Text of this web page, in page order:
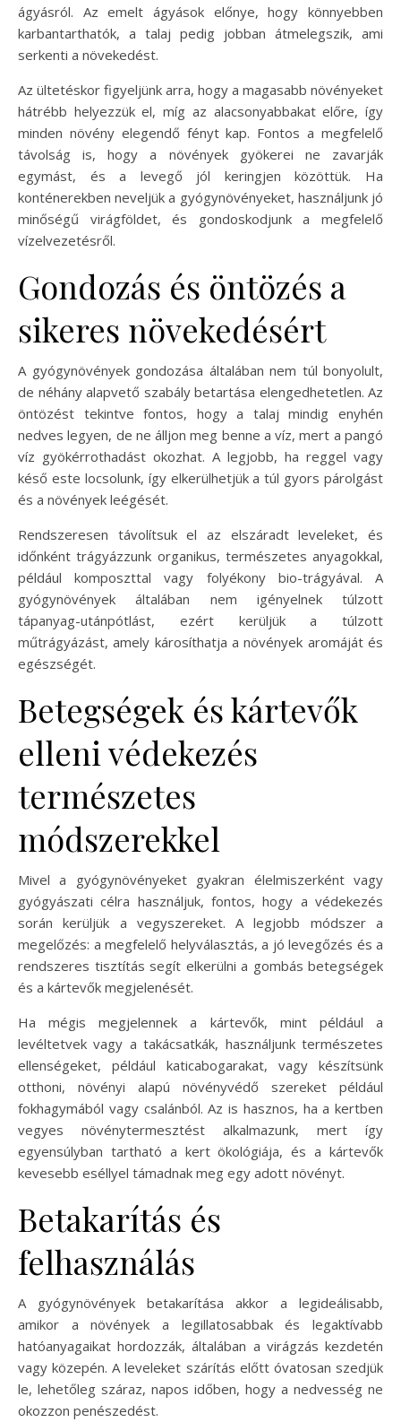
ágyásról. Az emelt ágyások előnye, hogy könnyebben
karbantarthatók, a talaj pedig jobban átmelegszik, ami
serkenti a növekedést.
Az ültetéskor figyeljünk arra, hogy a magasabb növényeket
hátrébb helyezzük el, míg az alacsonyabbakat előre, így
minden növény elegendő fényt kap. Fontos a megfelelő
távolság is, hogy a növények gyökerei ne zavarják
egymást, és a levegő jól keringjen közöttük. Ha
konténerekben neveljük a gyógynövényeket, használjunk jó
minőségű virágföldet, és gondoskodjunk a megfelelő
vízelvezetésről.
Gondozás és öntözés a
sikeres növekedésért
A gyógynövények gondozása általában nem túl bonyolult,
de néhány alapvető szabály betartása elengedhetetlen. Az
öntözést tekintve fontos, hogy a talaj mindig enyhén
nedves legyen, de ne álljon meg benne a víz, mert a pangó
víz gyökérrothadást okozhat. A legjobb, ha reggel vagy
késő este locsolunk, így elkerülhetjük a túl gyors párolgást
és a növények leégését.
Rendszeresen távolítsuk el az elszáradt leveleket, és
időnként trágyázzunk organikus, természetes anyagokkal,
például komposzttal vagy folyékony bio-trágyával. A
gyógynövények általában nem igényelnek túlzott
tápanyag-utánpótlást, ezért kerüljük a túlzott
műtrágyázást, amely károsíthatja a növények aromáját és
egészségét.
Betegségek és kártevők
elleni védekezés
természetes
módszerekkel
Mivel a gyógynövényeket gyakran élelmiszerként vagy
gyógyászati célra használjuk, fontos, hogy a védekezés
során kerüljük a vegyszereket. A legjobb módszer a
megelőzés: a megfelelő helyválasztás, a jó levegőzés és a
rendszeres tisztítás segít elkerülni a gombás betegségek
és a kártevők megjelenését.
Ha mégis megjelennek a kártevők, mint például a
levéltetvek vagy a takácsatkák, használjunk természetes
ellenségeket, például katicabogarakat, vagy készítsünk
otthoni, növényi alapú növényvédő szereket például
fokhagymából vagy csalánból. Az is hasznos, ha a kertben
vegyes növénytermesztést alkalmazunk, mert így
egyensúlyban tartható a kert ökológiája, és a kártevők
kevesebb eséllyel támadnak meg egy adott növényt.
Betakarítás és
felhasználás
A gyógynövények betakarítása akkor a legideálisabb,
amikor a növények a legillatosabbak és legaktívabb
hatóanyagaikat hordozzák, általában a virágzás kezdetén
vagy közepén. A leveleket szárítás előtt óvatosan szedjük
le, lehetőleg száraz, napos időben, hogy a nedvesség ne
okozzon penészedést.